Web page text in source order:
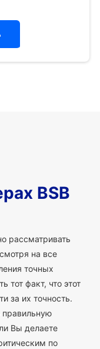
BSB
рассматривать
на все
точных
тот факт, что этот
за их точность.
правильную
Вы делаете
по